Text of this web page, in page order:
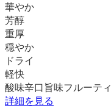
華やか
芳醇
重厚
穏やか
ドライ
軽快
酸味辛口 旨味フルーティ
詳細を見る